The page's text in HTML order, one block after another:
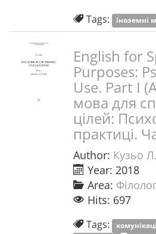
Tags: іноземні
English for
Purposes:
Use. Part I
мова для
цілей:
практиці.
Author: Кузьо
Year: 2018
Area:
Hits: 697
Tags: